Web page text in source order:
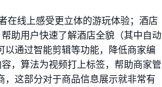
线上感受更立体的游玩体验；酒店
助用户快速了解酒店全貌（其中自动
通过智能剪辑等功能，降低商家编
，算法为视频打上标签，帮助商家管
这部分对于商品信息展示就非常有